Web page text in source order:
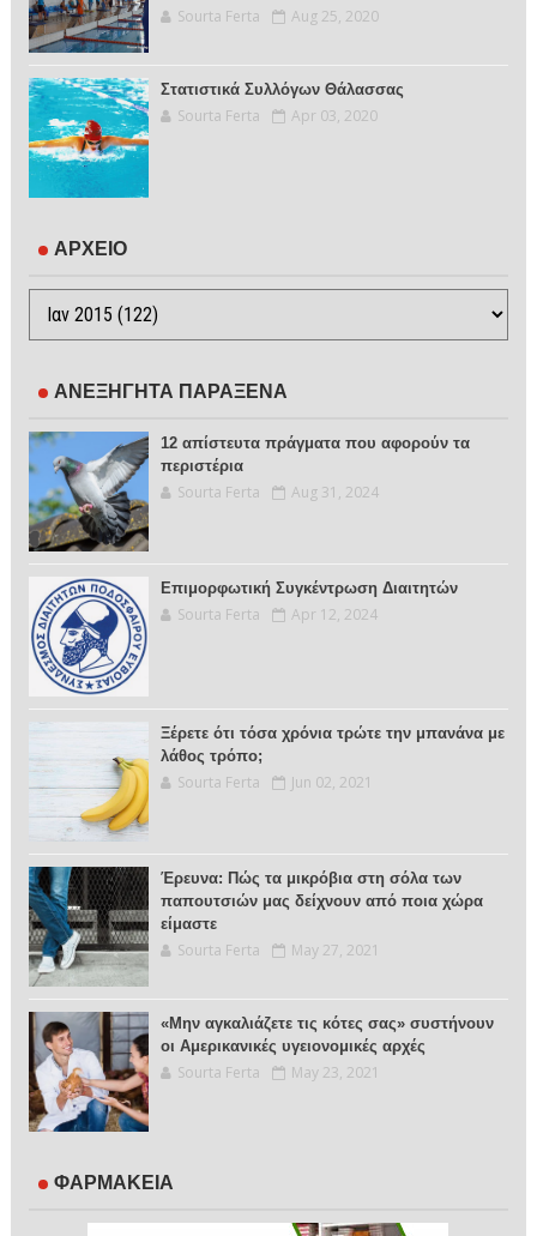
Sourta Ferta Aug 25, 2020
Στατιστικά Συλλόγων Θάλασσας
Sourta Ferta Apr 03, 2020
ΑΡΧΕΙΟ
ΑΝΕΞΗΓΗΤΑ ΠΑΡΑΞΕΝΑ
12 απίστευτα πράγματα που αφορούν τα
περιστέρια
Sourta Ferta Aug 31, 2024
Επιμορφωτική Συγκέντρωση Διαιτητών
Sourta Ferta Apr 12, 2024
Ξέρετε ότι τόσα χρόνια τρώτε την μπανάνα με
λάθος τρόπο;
Sourta Ferta Jun 02, 2021
Έρευνα: Πώς τα μικρόβια στη σόλα των
παπουτσιών μας δείχνουν από ποια χώρα
είμαστε
Sourta Ferta May 27, 2021
«Μην αγκαλιάζετε τις κότες σας» συστήνουν
οι Αμερικανικές υγειονομικές αρχές
Sourta Ferta May 23, 2021
ΦΑΡΜΑΚΕΙΑ